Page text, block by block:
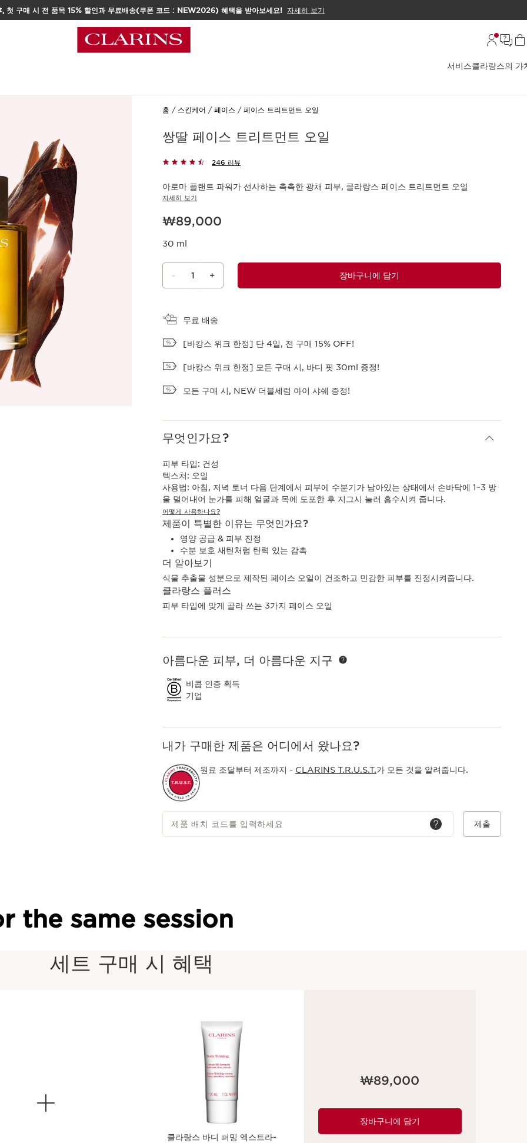
, 첫 구매 시 전 품목 15% 할인과 무료배송(쿠폰 코드 : NEW2026) 혜택을 받아보세요! 자세히 보기
서비스클라랑스의 가
홈 스킨케어 페이스 페이스 트리트먼트 오일
쌍딸 페이스 트리트먼트 오일
246 리뷰
아로마 플랜트 파워가 선사하는 촉촉한 광채 피부, 클라랑스 페이스 트리트먼트 오일
자세히 보기
현재 가격 ₩89,000
₩89,000
30 ml
- 1 + 장바구니에 담기
무료 배송
[바캉스 위크 한정] 단 4일, 전 구매 15% OFF!
[바캉스 위크 한정] 모든 구매 시, 바디 핏 30ml 증정!
모든 구매 시, NEW 더블세럼 아이 샤쉐 증정!
무엇인가요?
피부 타입: 건성
텍스처: 오일
사용법: 아침, 저녁 토너 다음 단계에서 피부에 수분기가 남아있는 상태에서 손바닥에 1~3 방
울 덜어내어 눈가를 피해 얼굴과 목에 도포한 후 지그시 눌러 흡수시켜 줍니다.
어떻게 사용하나요?
제품이 특별한 이유는 무엇인가요?
영양 공급 & 피부 진정
수분 보호 새틴처럼 탄력 있는 감촉
더 알아보기
식물 추출물 성분으로 제작된 페이스 오일이 건조하고 민감한 피부를 진정시켜줍니다.
클라랑스 플러스
피부 타입에 맞게 골라 쓰는 3가지 페이스 오일
아름다운 피부, 더 아름다운 지구
비콥 인증 획득
기업
내가 구매한 제품은 어디에서 왔나요?
원료 조달부터 제조까지 - CLARINS T.R.U.S.T.가 모든 것을 알려줍니다.
제품 배치 코드를 입력하세요 제출
the same session
세트 구매 시 혜택
클라랑스 바디 퍼밍 엑스트라-
₩89,000
장바구니에 담기